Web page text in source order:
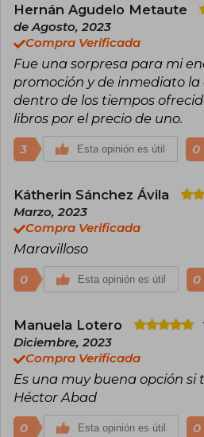
esta obra
como Basura,
presente, donde
y mirada crítica sobre
A lo largo de su
reconocimientos
América de
invitado a
donde su obra
honestidad y por el
literatura con la
Abad Faciolince,
una profunda
literario de su país y de
Radicado entre
escribiendo y
vida intelectual,
las figuras más
literatura
Hernán Agudelo Metaute
de Agosto, 2023
Compra Verificada
Fue una sorpresa para mi
promoción y de inmediato la
dentro de los tiempos
libros por el precio de uno.
3 Esta opinión es útil 0
Kátherin Sánchez Ávila
Marzo, 2023
Compra Verificada
Maravilloso
0 Esta opinión es útil 0
Manuela Lotero
Diciembre, 2023
Compra Verificada
Es una muy buena opción si
Héctor Abad
0 Esta opinión es útil 0